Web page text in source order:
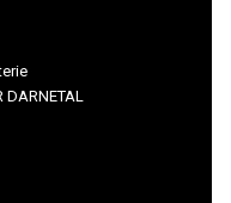
DARNETAL